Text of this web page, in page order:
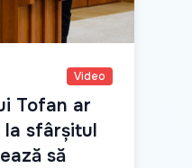
Video
Tofan ar
sfârșitul
să